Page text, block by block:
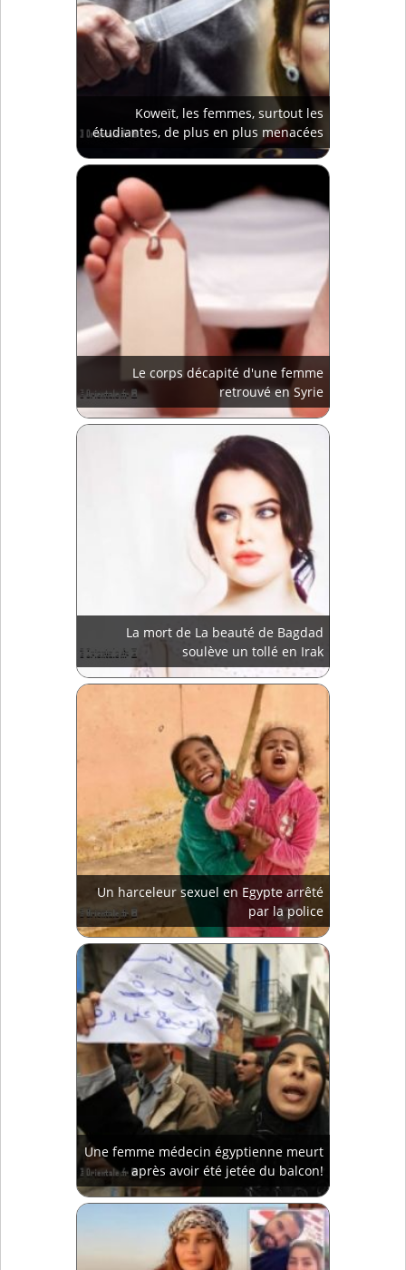
Koweït, les femmes, surtout les
étudiantes, de plus en plus menacées
Le corps décapité d'une femme
retrouvé en Syrie
La mort de La beauté de Bagdad
soulève un tollé en Irak
Un harceleur sexuel en Egypte arrêté
par la police
Une femme médecin égyptienne meurt
après avoir été jetée du balcon!